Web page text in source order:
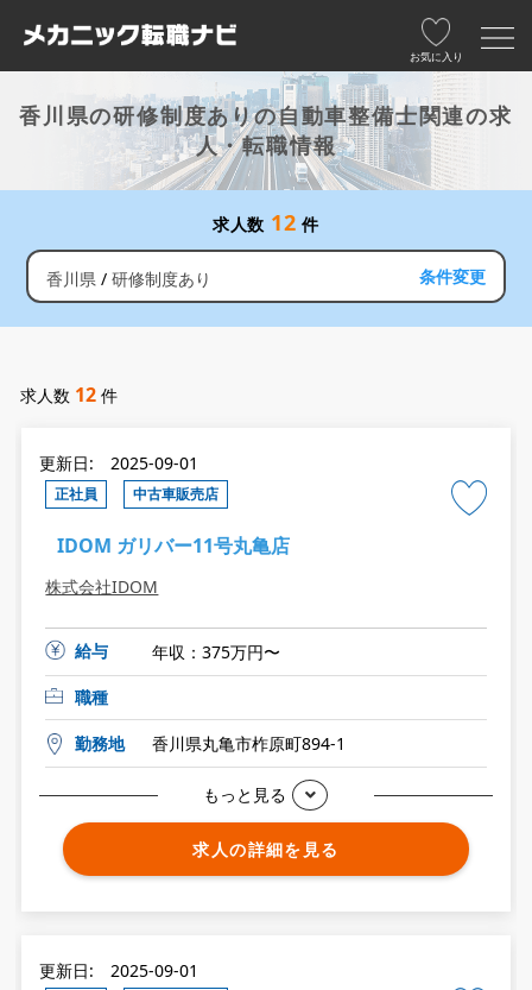
お気に入り
香川県の研修制度ありの自動車整備士関連の求
人・転職情報
求人数 12 件
香川県 研修制度あり 条件変更
求人数 12 件
更新日: 2025-09-01
正社員 中古車販売店
IDOM ガリバー11号丸亀店
株式会社IDOM
給与
年収：375万円〜
職種
勤務地 香川県丸亀市柞原町894-1
もっと見る
求人の詳細を見る
更新日: 2025-09-01